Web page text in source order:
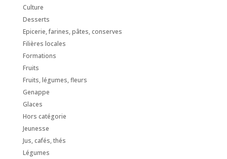
Culture
Desserts
Epicerie, farines, pâtes, conserves
Filières locales
Formations
Fruits
Fruits, légumes, fleurs
Genappe
Glaces
Hors catégorie
Jeunesse
Jus, cafés, thés
Légumes